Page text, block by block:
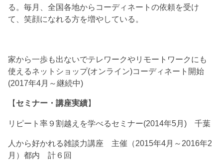
る。毎月、全国各地からコーディネートの依頼を受け
て、笑顔になれる方を増やしている。
家から一歩も出ないでテレワークやリモートワークにも
使えるネットショップ(オンライン)コーディネート開始
(2017年4月～継続中)
【セミナー・講座実績】
リピート率９割越えを学べるセミナー(2014年5月) 千葉
人から好かれる雑談力講座 主催（2015年4月～2016年2
月）都内 計６回